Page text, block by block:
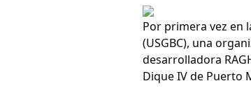
Por primera vez en
(USGBC), una
desarrolladora
Dique IV de Puerto